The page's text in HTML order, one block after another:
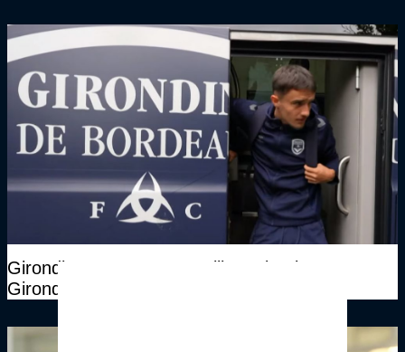
Girondins4Ever - Jean Grillot quitte les
Girondins de Bordeaux